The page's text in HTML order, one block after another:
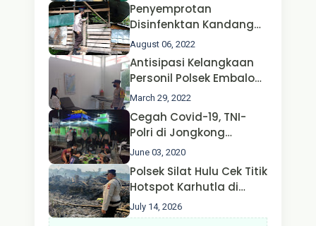
Penyemprotan
Disinfenktan Kandang
Ternak Kambing warga
Oleh Satgas Ops Aman
Nusa II Polda Kalbar*
August 06, 2022
Antisipasi Kelangkaan
Personil Polsek Embaloh
Hulu Gencar Lakukan
Pengecekan Oksigen
March 29, 2022
Cegah Covid-19, TNI-
Polri di Jongkong
Himbau Masyarakat
Jangan Kumpul Hinga
Larut Malam.
June 03, 2020
Polsek Silat Hulu Cek Titik
Hotspot Karhutla di
Desa Nanga Dangkan,
Api Ditemukan Sudah
July 14, 2026